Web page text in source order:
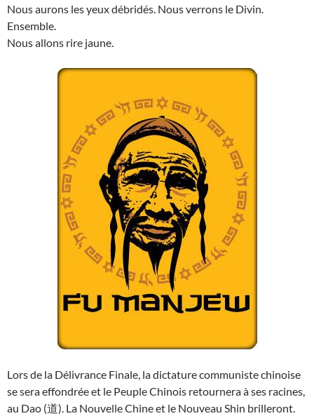
Nous aurons les yeux débridés. Nous verrons le Divin.
Ensemble.
Nous allons rire jaune.
Lors de la Délivrance Finale, la dictature communiste chinoise
se sera effondrée et le Peuple Chinois retournera à ses racines,
au Dao (道). La Nouvelle Chine et le Nouveau Shin brilleront.